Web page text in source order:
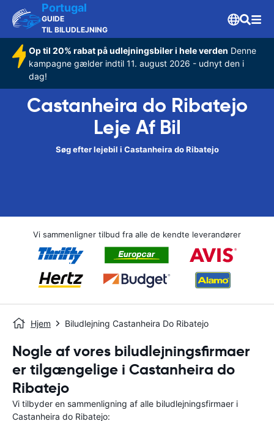
Portugal
GUIDE
TIL BILUDLEJNING
Op til 20% rabat på udlejningsbiler i hele verden Denne
kampagne gælder indtil 11. august 2026 - udnyt den i
dag!
Castanheira do Ribatejo
Leje Af Bil
Søg efter lejebil i Castanheira do Ribatejo
Vi sammenligner tilbud fra alle de kendte leverandører
Hjem Biludlejning Castanheira Do Ribatejo
Nogle af vores biludlejningsfirmaer
er tilgængelige i Castanheira do
Ribatejo
Vi tilbyder en sammenligning af alle biludlejningsfirmaer i
Castanheira do Ribatejo: